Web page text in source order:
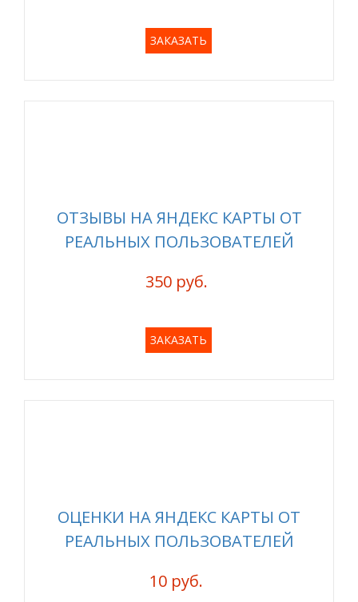
ЗАКАЗАТЬ
ОТЗЫВЫ НА ЯНДЕКС КАРТЫ ОТ
РЕАЛЬНЫХ ПОЛЬЗОВАТЕЛЕЙ
350 руб.
ЗАКАЗАТЬ
ОЦЕНКИ НА ЯНДЕКС КАРТЫ ОТ
РЕАЛЬНЫХ ПОЛЬЗОВАТЕЛЕЙ
10 руб.